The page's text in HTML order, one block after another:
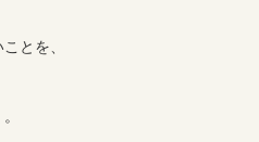
とを、